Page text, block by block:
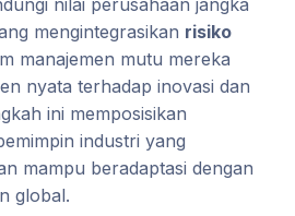
nilai perusahaan jangka
mengintegrasikan risiko
manajemen mutu mereka
nyata terhadap inovasi dan
ini memposisikan
industri yang
mampu beradaptasi dengan
global.